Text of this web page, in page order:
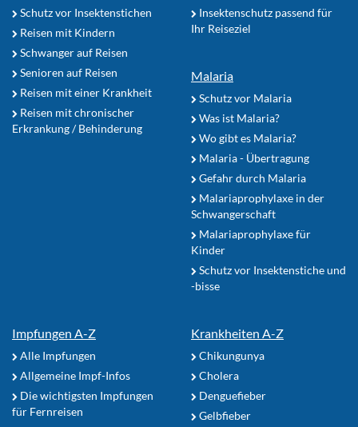
Schutz vor Insektenstichen
Reisen mit Kindern
Schwanger auf Reisen
Senioren auf Reisen
Reisen mit einer Krankheit
Reisen mit chronischer
Erkrankung / Behinderung
Insektenschutz passend für
Ihr Reiseziel
Malaria
Schutz vor Malaria
Was ist Malaria?
Wo gibt es Malaria?
Malaria - Übertragung
Gefahr durch Malaria
Malariaprophylaxe in der
Schwangerschaft
Malariaprophylaxe für
Kinder
Schutz vor Insektenstiche und
-bisse
Impfungen A-Z
Alle Impfungen
Allgemeine Impf-Infos
Die wichtigsten Impfungen
für Fernreisen
Krankheiten A-Z
Chikungunya
Cholera
Denguefieber
Gelbfieber